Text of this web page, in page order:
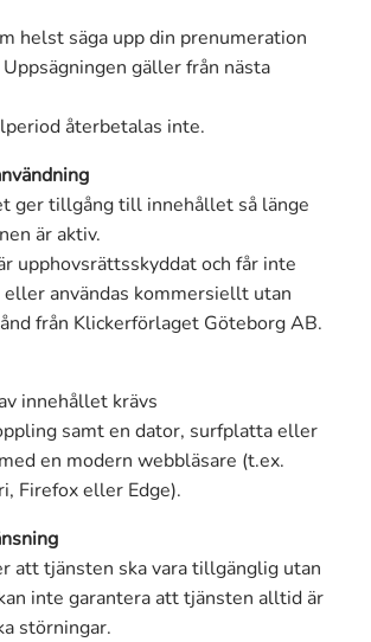
helst säga upp din prenumeration
gäller från nästa
återbetalas inte.
ger tillgång till innehållet så länge
är aktiv.
upphovsrättsskyddat och får inte
eller användas kommersiellt utan
från Klickerförlaget Göteborg AB.
innehållet krävs
samt en dator, surfplatta eller
en modern webbläsare (t.ex.
Firefox eller Edge).
att tjänsten ska vara tillgänglig utan
inte garantera att tjänsten alltid är
störningar.